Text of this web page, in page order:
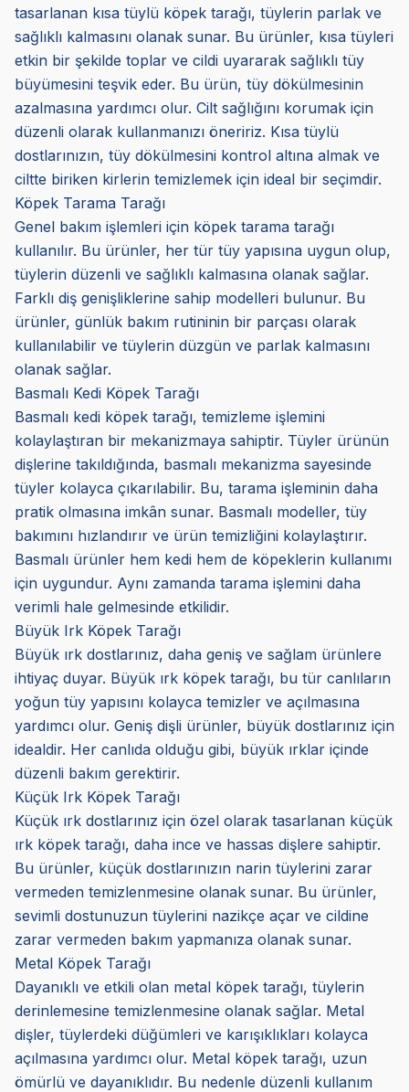
tasarlanan kısa tüylü köpek tarağı, tüylerin parlak ve
sağlıklı kalmasını olanak sunar. Bu ürünler, kısa tüyleri
etkin bir şekilde toplar ve cildi uyararak sağlıklı tüy
büyümesini teşvik eder. Bu ürün, tüy dökülmesinin
azalmasına yardımcı olur. Cilt sağlığını korumak için
düzenli olarak kullanmanızı öneririz. Kısa tüylü
dostlarınızın, tüy dökülmesini kontrol altına almak ve
ciltte biriken kirlerin temizlemek için ideal bir seçimdir.
Köpek Tarama Tarağı
Genel bakım işlemleri için köpek tarama tarağı
kullanılır. Bu ürünler, her tür tüy yapısına uygun olup,
tüylerin düzenli ve sağlıklı kalmasına olanak sağlar.
Farklı diş genişliklerine sahip modelleri bulunur. Bu
ürünler, günlük bakım rutininin bir parçası olarak
kullanılabilir ve tüylerin düzgün ve parlak kalmasını
olanak sağlar.
Basmalı Kedi Köpek Tarağı
Basmalı kedi köpek tarağı, temizleme işlemini
kolaylaştıran bir mekanizmaya sahiptir. Tüyler ürünün
dişlerine takıldığında, basmalı mekanizma sayesinde
tüyler kolayca çıkarılabilir. Bu, tarama işleminin daha
pratik olmasına imkân sunar. Basmalı modeller, tüy
bakımını hızlandırır ve ürün temizliğini kolaylaştırır.
Basmalı ürünler hem kedi hem de köpeklerin kullanımı
için uygundur. Aynı zamanda tarama işlemini daha
verimli hale gelmesinde etkilidir.
Büyük Irk Köpek Tarağı
Büyük ırk dostlarınız, daha geniş ve sağlam ürünlere
ihtiyaç duyar. Büyük ırk köpek tarağı, bu tür canlıların
yoğun tüy yapısını kolayca temizler ve açılmasına
yardımcı olur. Geniş dişli ürünler, büyük dostlarınız için
idealdir. Her canlıda olduğu gibi, büyük ırklar içinde
düzenli bakım gerektirir.
Küçük Irk Köpek Tarağı
Küçük ırk dostlarınız için özel olarak tasarlanan küçük
ırk köpek tarağı, daha ince ve hassas dişlere sahiptir.
Bu ürünler, küçük dostlarınızın narin tüylerini zarar
vermeden temizlenmesine olanak sunar. Bu ürünler,
sevimli dostunuzun tüylerini nazikçe açar ve cildine
zarar vermeden bakım yapmanıza olanak sunar.
Metal Köpek Tarağı
Dayanıklı ve etkili olan metal köpek tarağı, tüylerin
derinlemesine temizlenmesine olanak sağlar. Metal
dişler, tüylerdeki düğümleri ve karışıklıkları kolayca
açılmasına yardımcı olur. Metal köpek tarağı, uzun
ömürlü ve dayanıklıdır. Bu nedenle düzenli kullanım